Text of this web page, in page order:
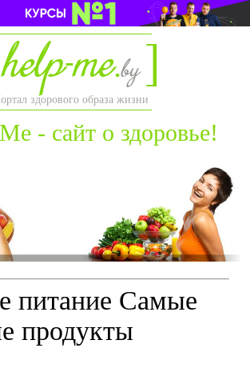
здорового образа жизни
- сайт о здоровье!
питание Самые
продукты